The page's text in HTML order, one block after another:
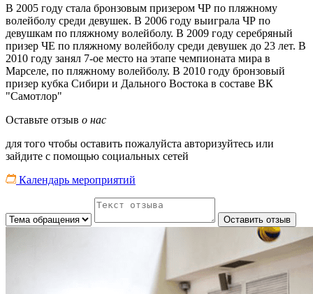
В 2005 году стала бронзовым призером ЧР по пляжному
волейболу среди девушек. В 2006 году выиграла ЧР по
девушкам по пляжному волейболу. В 2009 году серебряный
призер ЧЕ по пляжному волейболу среди девушек до 23 лет. В
2010 году занял 7-ое место на этапе чемпионата мира в
Марселе, по пляжному волейболу. В 2010 году бронзовый
призер кубка Сибири и Дального Востока в составе ВК
"Самотлор"
Оставьте отзыв о нас
для того чтобы оставить пожалуйста авторизуйтесь или
зайдите с помощью социальных сетей
Календарь мероприятий